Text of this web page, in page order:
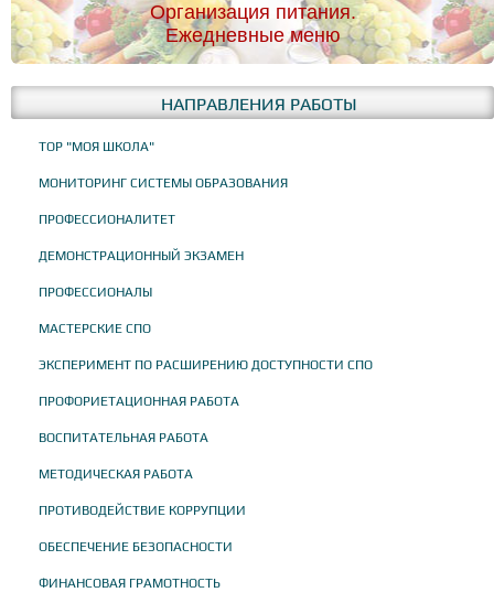
Организация питания.
Ежедневные меню
НАПРАВЛЕНИЯ РАБОТЫ
ТОР "МОЯ ШКОЛА"
МОНИТОРИНГ СИСТЕМЫ ОБРАЗОВАНИЯ
ПРОФЕССИОНАЛИТЕТ
ДЕМОНСТРАЦИОННЫЙ ЭКЗАМЕН
ПРОФЕССИОНАЛЫ
МАСТЕРСКИЕ СПО
ЭКСПЕРИМЕНТ ПО РАСШИРЕНИЮ ДОСТУПНОСТИ СПО
ПРОФОРИЕТАЦИОННАЯ РАБОТА
ВОСПИТАТЕЛЬНАЯ РАБОТА
МЕТОДИЧЕСКАЯ РАБОТА
ПРОТИВОДЕЙСТВИЕ КОРРУПЦИИ
ОБЕСПЕЧЕНИЕ БЕЗОПАСНОСТИ
ФИНАНСОВАЯ ГРАМОТНОСТЬ